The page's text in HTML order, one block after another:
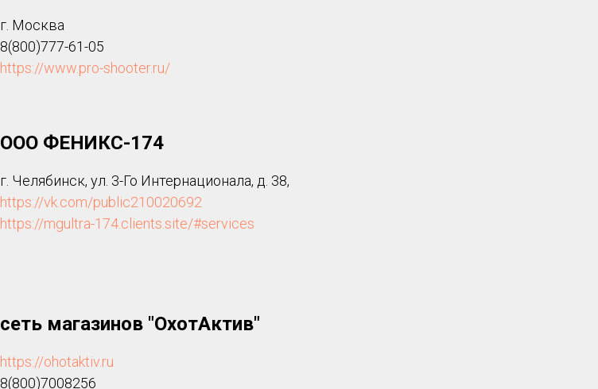
г. Москва
8(800)777-61-05
https://www.pro-shooter.ru/
ООО ФЕНИКС-174
г. Челябинск, ул. 3-Го Интернационала, д. 38,
https://vk.com/public210020692
https://mgultra-174.clients.site/#services
сеть магазинов "ОхотАктив"
https://ohotaktiv.ru
8(800)7008256